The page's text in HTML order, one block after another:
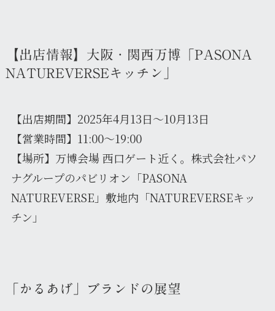
【出店情報】大阪・関西万博「PASONA
NATUREVERSEキッチン」
【出店期間】2025年4月13日〜10月13日
【営業時間】11:00〜19:00
【場所】万博会場 西口ゲート近く。株式会社パソ
ナグループのパビリオン「PASONA
NATUREVERSE」敷地内「NATUREVERSEキッ
チン」
「かるあげ」ブランドの展望